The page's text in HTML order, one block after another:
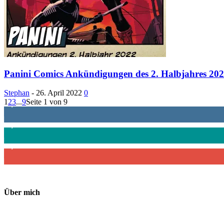
Panini Comics Ankündigungen des 2. Halbjahres
Stephan - 26. April 2022 0
1 23...9Seite 1 von 9
1,887 Follower
Über mich